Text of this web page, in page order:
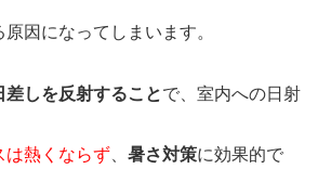
因になってしまいます。
差しを反射することで、室内への日射
は熱くならず 暑さ対策に効果的で